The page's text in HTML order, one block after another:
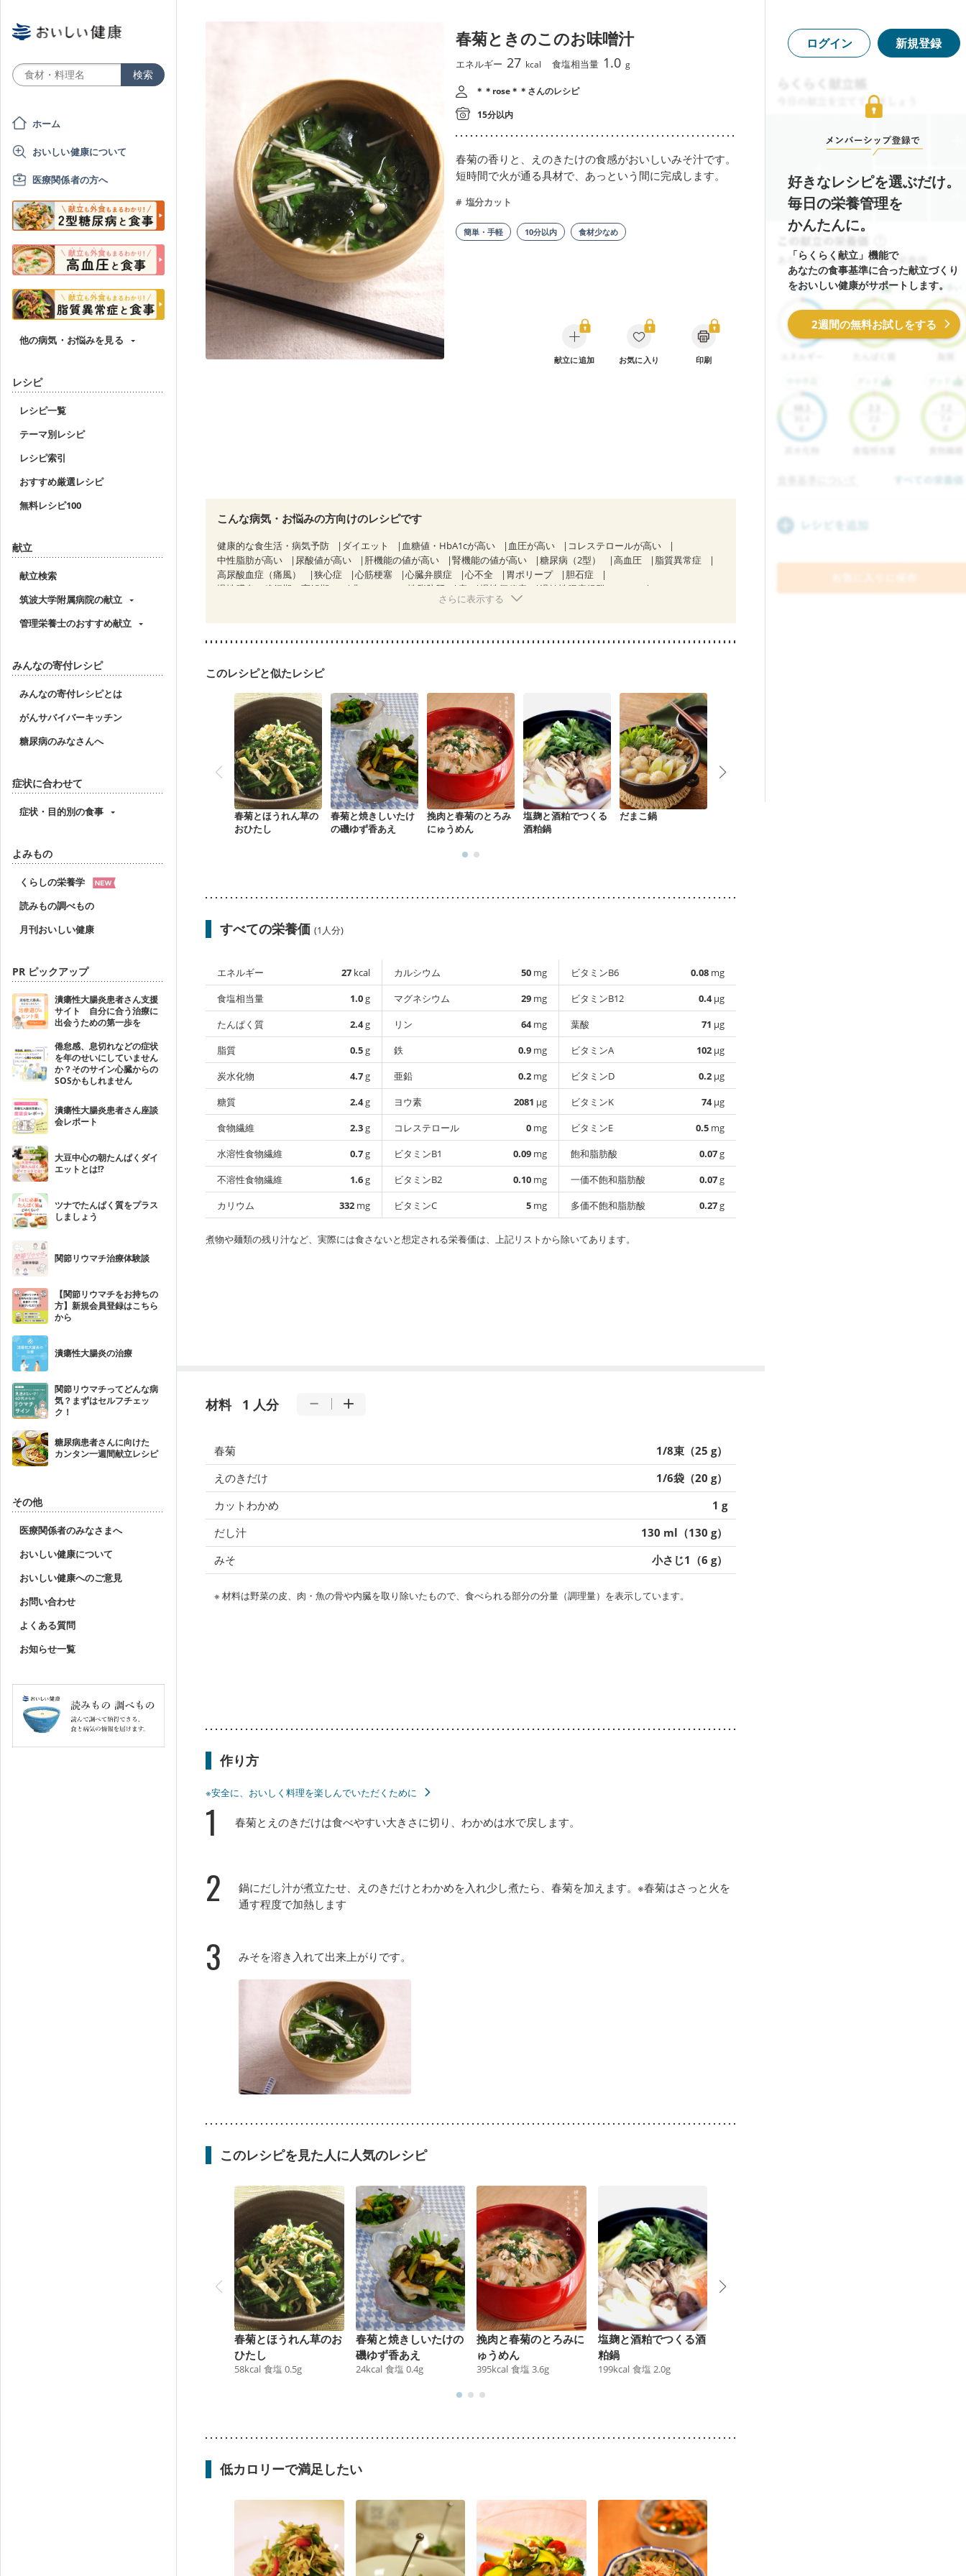
ホーム
おいしい健康について
医療関係者の方へ
他の病気・お悩みを見る
レシピ
レシピ一覧
テーマ別レシピ
レシピ索引
おすすめ厳選レシピ
無料レシピ100
献立
献立検索
筑波大学附属病院の献立
管理栄養士のおすすめ献立
みんなの寄付レシピ
みんなの寄付レシピとは
がんサバイバーキッチン
糖尿病のみなさんへ
症状に合わせて
症状・目的別の食事
よみもの
くらしの栄養学
読みもの調べもの
月刊おいしい健康
PR ピックアップ
潰瘍性大腸炎患者さん支援
サイト 自分に合う治療に
出会うための第一歩を
倦怠感、息切れなどの症状
を年のせいにしていません
か？そのサイン心臓からの
SOSかもしれません
潰瘍性大腸炎患者さん座談
会レポート
大豆中心の朝たんぱくダイ
エットとは!?
ツナでたんぱく質をプラス
しましょう
関節リウマチ治療体験談
【関節リウマチをお持ちの
方】新規会員登録はこちら
から
潰瘍性大腸炎の治療
関節リウマチってどんな病
気？まずはセルフチェッ
ク！
糖尿病患者さんに向けた
カンタン一週間献立レシピ
その他
医療関係者のみなさまへ
おいしい健康について
おいしい健康へのご意見
お問い合わせ
よくある質問
お知らせ一覧
春菊ときのこのお味噌汁
エネルギー 27 kcal 食塩相当量 1.0 g
＊＊rose＊＊さんのレシピ
15分以内
春菊の香りと、えのきたけの食感がおいしいみそ汁です。
短時間で火が通る具材で、あっという間に完成します。
塩分カット
簡単・手軽 10分以内 食材少なめ
献立に追加 お気に入り 印刷
こんな病気・お悩みの方向けのレシピです
健康的な食生活・病気予防 ダイエット 血糖値・HbA1cが高い 血圧が高い
コレステロールが高い
中性脂肪が高い
尿酸値が高い 肝機能の値が高い 腎機能の値が高い 糖尿病（2型） 高血圧
脂質異常症
高尿酸血症（痛風）
狭心症 心筋梗塞 心臓弁膜症 心不全 胃ポリープ
胆石症
慢性膵炎（移行期・寛解期）
非アルコール性脂肪肝 痔 慢性便秘症
過敏性腸症候群（IBS）
糖尿病性腎症（第２期）
妊婦健診・体重増加が気になる（初期）
妊婦健診・血圧が気になる（初期）
産後（ミルク）
骨折
さらに表示する
このレシピと似たレシピ
春菊とほうれん草の
おひたし
春菊と焼きしいたけ
の磯ゆず香あえ
挽肉と春菊のとろみ
にゅうめん
塩麹と酒粕でつくる
酒粕鍋
だまこ鍋
すべての栄養価 (1人分)
エネルギー 27 kcal
食塩相当量
1.0g
たんぱく質
2.4g
脂質
0.5g
炭水化物
4.7g
糖質
2.4g
食物繊維
2.3g
水溶性食物繊維
0.7g
不溶性食物繊維
1.6g
カリウム
332 mg
カルシウム 50 mg
マグネシウム
29 mg
リン
64mg
鉄
0.9 mg
亜鉛
0.2 mg
ヨウ素
2081 µg
コレステロール
0 mg
ビタミンB1
0.09 mg
ビタミンB2
0.10 mg
ビタミンC
5 mg
ビタミンB6 0.08 mg
ビタミンB12
0.4µg
葉酸
71 µg
ビタミンA
102 µg
ビタミンD
0.2 µg
ビタミンK
74µg
ビタミンE
0.5 mg
飽和脂肪酸
0.07g
一価不飽和脂肪酸
0.07g
多価不飽和脂肪酸
0.27g
煮物や麺類の残り汁など、実際には食さないと想定される栄養価は、上記リストから除いてあります。
材料 1 人分
春菊
1/8束（25 g）
えのきだけ
1/6袋（20 g）
カットわかめ
1 g
だし汁
130 ml（130 g）
みそ
小さじ1（6 g）
※ 材料は野菜の皮、肉・魚の骨や内臓を取り除いたもので、食べられる部分の分量（調理量）を表示しています。
作り方
※安全に、おいしく料理を楽しんでいただくために
1 春菊とえのきだけは食べやすい大きさに切り、わかめは水で戻します。
2
鍋にだし汁が煮立たせ、えのきだけとわかめを入れ少し煮たら、春菊を加えます。※春菊はさっと火を
通す程度で加熱します
3 みそを溶き入れて出来上がりです。
このレシピを見た人に人気のレシピ
春菊とほうれん草のお
ひたし
58kcal 食塩 0.5g
春菊と焼きしいたけの
磯ゆず香あえ
24kcal 食塩 0.4g
挽肉と春菊のとろみに
ゅうめん
395kcal 食塩 3.6g
塩麹と酒粕でつくる酒
粕鍋
199kcal 食塩 2.0g
低カロリーで満足したい
ログイン 新規登録
好きなレシピを選ぶだけ。
毎日の栄養管理を
かんたんに。
「らくらく献立」機能で
あなたの食事基準に合った献立づくり
をおいしい健康がサポートします。
2週間の無料お試しをする